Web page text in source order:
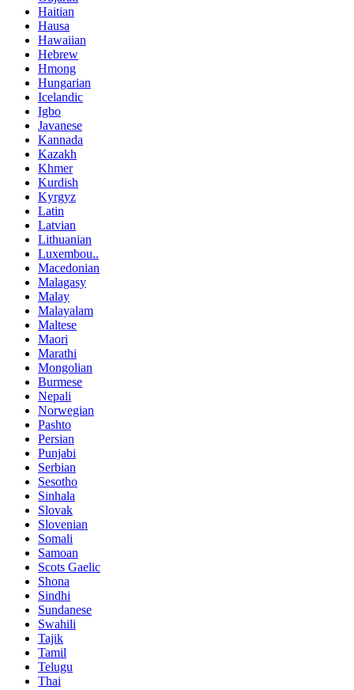
Haitian
Hausa
Hawaiian
Hebrew
Hmong
Hungarian
Icelandic
Igbo
Javanese
Kannada
Kazakh
Khmer
Kurdish
Kyrgyz
Latin
Latvian
Lithuanian
Luxembou..
Macedonian
Malagasy
Malay
Malayalam
Maltese
Maori
Marathi
Mongolian
Burmese
Nepali
Norwegian
Pashto
Persian
Punjabi
Serbian
Sesotho
Sinhala
Slovak
Slovenian
Somali
Samoan
Scots Gaelic
Shona
Sindhi
Sundanese
Swahili
Tajik
Tamil
Telugu
Thai